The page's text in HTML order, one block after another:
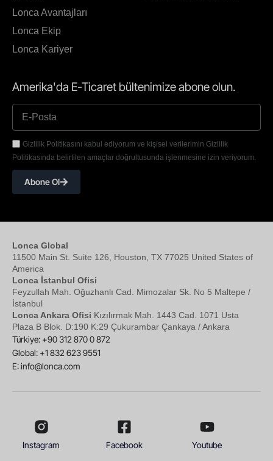
Lonca Avantajları
Lonca Ekip
Lonca Kariyer
Amerika'da E-Ticaret bültenimize abone olun.
Gizlilik Politikasını kabul ediyorum ve kişisel verilerimin Gizlilik
Politikasında belirtilen amaçlar doğrultusunda işlenmesine izin veriyorum.
Abone Ol
Lonca Global
11500 Main St. Suite 126, Houston, TX 77025 United States of
America
Lonca İstanbul Ofisi
Feyzullah Mah. Oğuzhanlı Cad. Mimozalar Sk. No 5 Maltepe /
İstanbul
Lonca Ankara Ofisi Kızılırmak Mah. 1443 Cad. 1071 Usta
Plaza B Blok. D:190 K:29 Çukurambar Çankaya / Ankara
Türkiye: +90 312 870 0 872
Global: +1 832 623 9551
E:info@lonca.com
Instagram Facebook Youtube